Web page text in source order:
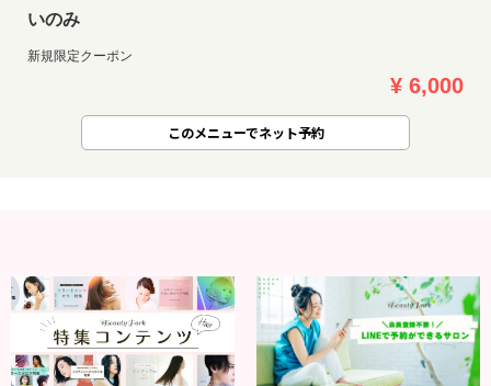
ヘアカタログ
いのみ
新規限定クーポン
¥ 6,000
このメニューでネット予約